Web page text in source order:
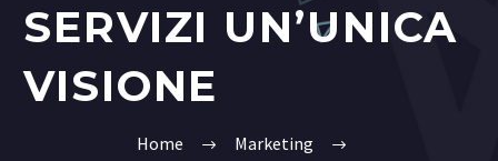
SERVIZI UN’UNICA
VISIONE
Home
Marketing